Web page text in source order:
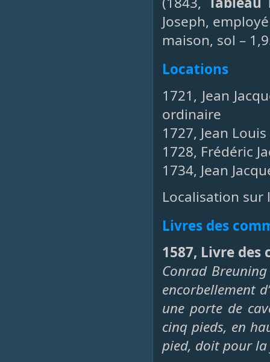
Joseph,
maison, sol –
Locations
1721, Jean
ordinaire
1727, Jean
1728, Frédéric
1734, Jean
Localisation sur
Livres des
1587, Livre des
Conrad
encorbellement
une porte de
cinq pieds, en
pied, doit pour la